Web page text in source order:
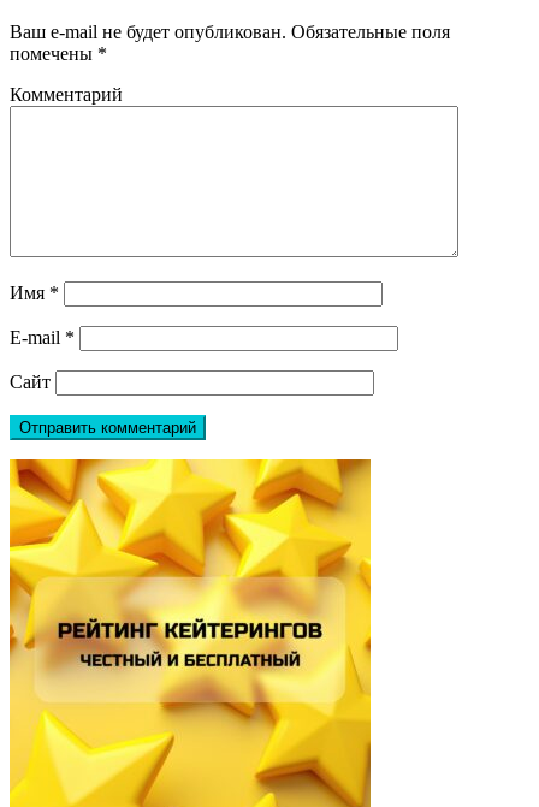
Ваш e-mail не будет опубликован. Обязательные поля
помечены *
Комментарий
Имя *
E-mail *
Сайт